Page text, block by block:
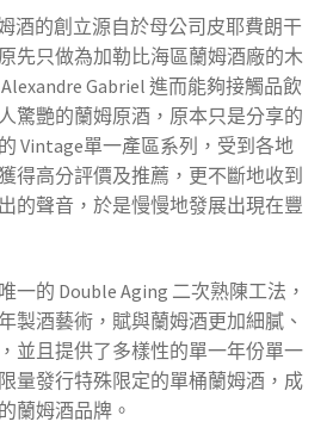
酒的創立源自於母公司皮耶費朗干
先只做為加勒比海區蘭姆酒廠的木
Gabriel 進而能夠接觸品飲
驚艷的蘭姆原酒，原本只是分享的
Vintage單一產區系列，受到各地
得高分評價及推薦，更不斷地收到
的聲音，於是慢慢地發展出現在豐
一的 Double Aging 二次熟陳工法，
製酒藝術，賦與蘭姆酒更加細膩、
並且提供了多樣性的單一年份單一
量發行特殊限定的單桶蘭姆酒，成
蘭姆酒品牌。